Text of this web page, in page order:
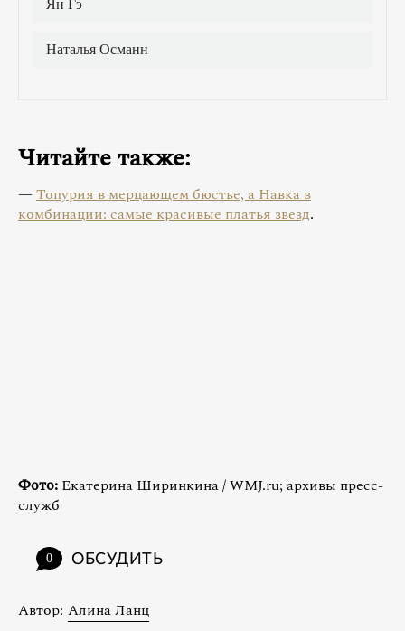
Читайте также:
—Топурия в мерцающем бюстье, а Навка в
комбинации: самые красивые платья звезд.
Фото: Екатерина Ширинкина / WMJ.ru; архивы пресс-
служб
0 ОБСУДИТЬ
Автор: Алина Ланц